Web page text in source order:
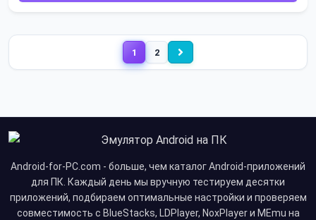
1 2
Android-for-PC.com - больше, чем каталог Android-приложений
для ПК. Каждый день мы вручную тестируем десятки
приложений, подбираем оптимальные настройки и проверяем
совместимость с BlueStacks, LDPlayer, NoxPlayer и MEmu на